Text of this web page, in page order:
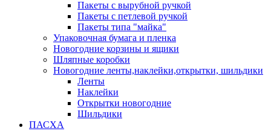
Пакеты с вырубной ручкой
Пакеты с петлевой ручкой
Пакеты типа "майка"
Упаковочная бумага и пленка
Новогодние корзины и ящики
Шляпные коробки
Новогодние ленты,наклейки,открытки, шильдики
Ленты
Наклейки
Открытки новогодние
Шильдики
ПАСХА